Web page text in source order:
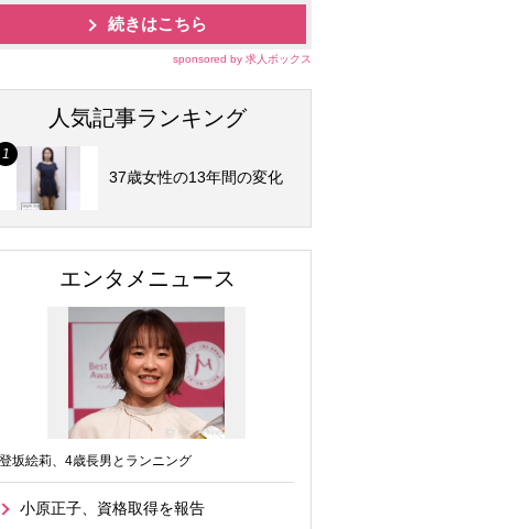
続きはこちら
sponsored by 求人ボックス
人気記事ランキング
37歳女性の13年間の変化
エンタメニュース
登坂絵莉、4歳長男とランニング
小原正子、資格取得を報告